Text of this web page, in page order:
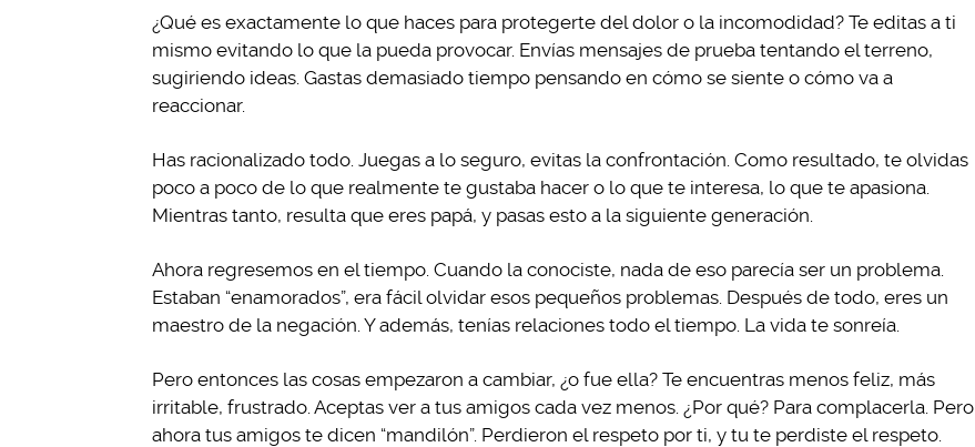
¿Qué es exactamente lo que haces para protegerte del dolor o la incomodidad? Te editas a ti
mismo evitando lo que la pueda provocar. Envías mensajes de prueba tentando el terreno,
sugiriendo ideas. Gastas demasiado tiempo pensando en cómo se siente o cómo va a
reaccionar.
Has racionalizado todo. Juegas a lo seguro, evitas la confrontación. Como resultado, te olvidas
poco a poco de lo que realmente te gustaba hacer o lo que te interesa, lo que te apasiona.
Mientras tanto, resulta que eres papá, y pasas esto a la siguiente generación.
Ahora regresemos en el tiempo. Cuando la conociste, nada de eso parecía ser un problema.
Estaban “enamorados”, era fácil olvidar esos pequeños problemas. Después de todo, eres un
maestro de la negación. Y además, tenías relaciones todo el tiempo. La vida te sonreía.
Pero entonces las cosas empezaron a cambiar, ¿o fue ella? Te encuentras menos feliz, más
irritable, frustrado. Aceptas ver a tus amigos cada vez menos. ¿Por qué? Para complacerla. Pero
ahora tus amigos te dicen “mandilón”. Perdieron el respeto por ti, y tu te perdiste el respeto.